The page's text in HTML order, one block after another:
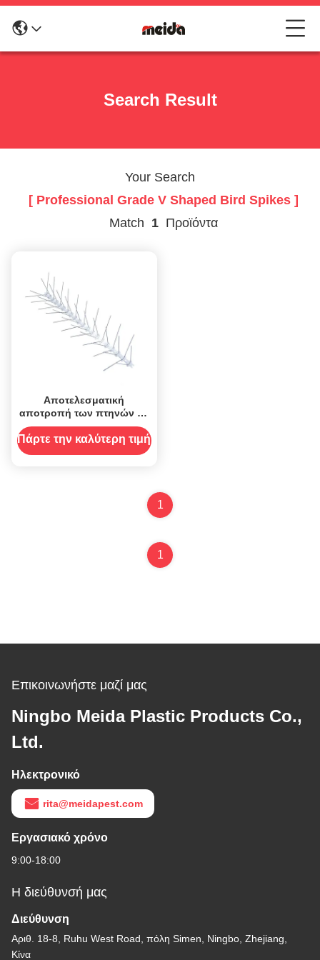
Search Result
Your Search
[ Professional Grade V Shaped Bird Spikes ]
Match 1 Προϊόντα
Αποτελεσματική
αποτροπή των πτηνών με
επαγγελματικές αιχμές σε
σχήμα V
Πάρτε την καλύτερη τιμή
1
1
Επικοινωνήστε μαζί μας
Ningbo Meida Plastic Products Co.,
Ltd.
Ηλεκτρονικό
rita@meidapest.com
Εργασιακό χρόνο
9:00-18:00
Η διεύθυνσή μας
Διεύθυνση
Αριθ. 18-8, Ruhu West Road, πόλη Simen, Ningbo, Zhejiang,
Κίνα